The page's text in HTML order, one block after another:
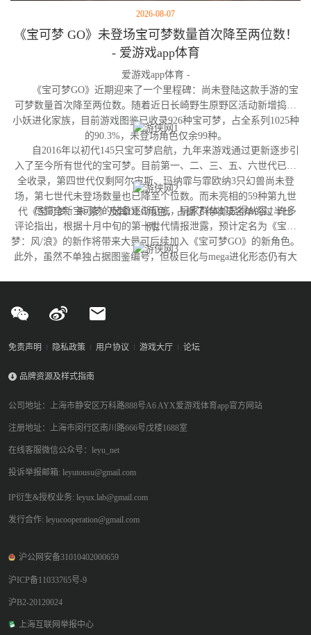
2026-08-07
《宝可梦 GO》未登场宝可梦数量首次降至两位数！
- 爱游戏app体育
爱游戏app体育 -
《宝可梦GO》近期迎来了一个里程碑：尚未登陆这款手游的宝
可梦数量首次降至两位数。随着近日长崎野生原野区活动新增捣蛋
小妖进化家族，目前游戏图鉴已收录926种宝可梦，占全系列1025种
的90.3%，未登场角色仅余99种。
自2016年以初代145只宝可梦启航，九年来游戏通过更新逐步引
入了至今所有世代的宝可梦。目前第一、二、三、五、六世代已完
全收录，第四世代仅剩阿尔宙斯、玛纳霏与霏欧纳3只幻兽尚未登
场，第七世代未登场数量也已降至个位数。而未亮相的59种第九世
代《宝可梦：朱/紫》及其DLC角色，占据了待收录名单的过半比
例。
尽管全新宝可梦的储备逐渐见底，玩家群体却显得从容。许多
评论指出，根据十月中旬的第十世代情报泄露，预计定名为《宝可
梦：风/浪》的新作将带来大量可后续加入《宝可梦GO》的新角色。
此外，虽然不单独占据图鉴编号，但极巨化与mega进化形态仍有大
免责声明 隐私政策 用户协议 游戏大厅 论坛
品牌资源及样式指南
公司地址：上海市静安区万科路888号A6 AYX爱游戏体育app官方网站
注册地址：上海市闵行区南川路666号戊楼1688室
在线客服微信公众号：leyu_net
投诉举报邮箱: leyutousu@gmail.com
IP衍生&授权业务: leyux.lab@gmail.com
发行合作: leyucooperation@gmail.com
沪公网安备31010402000659
沪ICP备11033765号-9
沪B2-20120024
上海互联网举报中心